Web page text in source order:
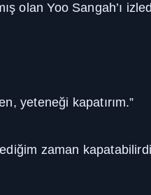
olan Yoo Sangah’ı
yeteneği kapatırım.”
zaman